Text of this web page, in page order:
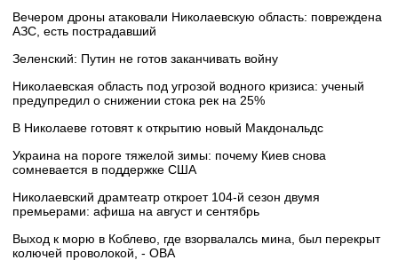
Вечером дроны атаковали Николаевскую область: повреждена
АЗС, есть пострадавший
Зеленский: Путин не готов заканчивать войну
Николаевская область под угрозой водного кризиса: ученый
предупредил о снижении стока рек на 25%
В Николаеве готовят к открытию новый Макдональдс
Украина на пороге тяжелой зимы: почему Киев снова
сомневается в поддержке США
Николаевский драмтеатр откроет 104-й сезон двумя
премьерами: афиша на август и сентябрь
Выход к морю в Коблево, где взорвалалсь мина, был перекрыт
колючей проволокой, - ОВА